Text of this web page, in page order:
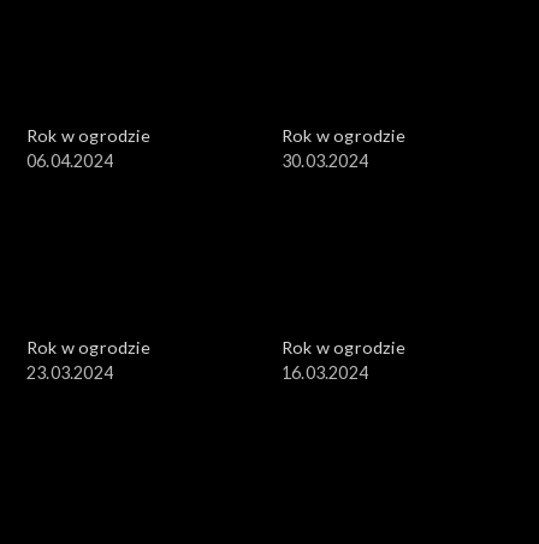
Rok w ogrodzie
06.04.2024
Rok w ogrodzie
30.03.2024
Rok w ogrodzie
23.03.2024
Rok w ogrodzie
16.03.2024